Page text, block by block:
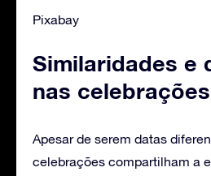
Pixabay
Similaridades e
nas celebrações
Apesar de serem datas
celebrações compartilham a